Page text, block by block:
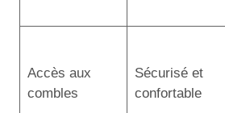
Accès aux
combles
Sécurisé et
confortable